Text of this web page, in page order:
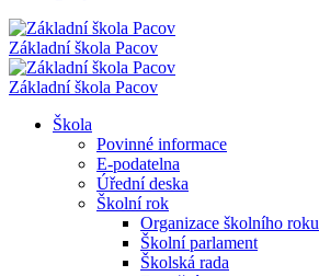
Základní škola Pacov
Základní škola Pacov
Škola
Povinné informace
E-podatelna
Úřední deska
Školní rok
Organizace školního roku
Školní parlament
Školská rada